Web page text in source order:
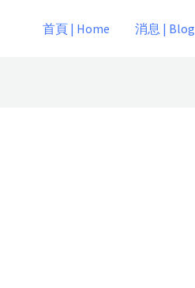
首頁 | Home 消息 | Blog